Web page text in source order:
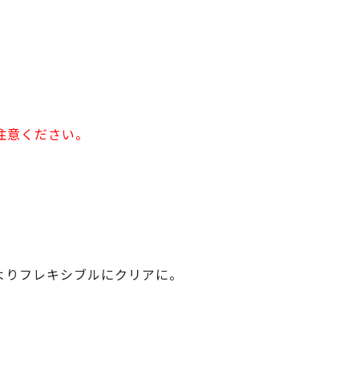
ください。
フレキシブルにクリアに。